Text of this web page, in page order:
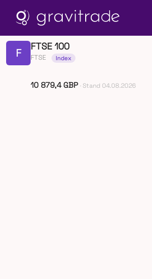
F
FTSE 100
FTSE Index
10 879,4 GBP · Stand 04.08.2026